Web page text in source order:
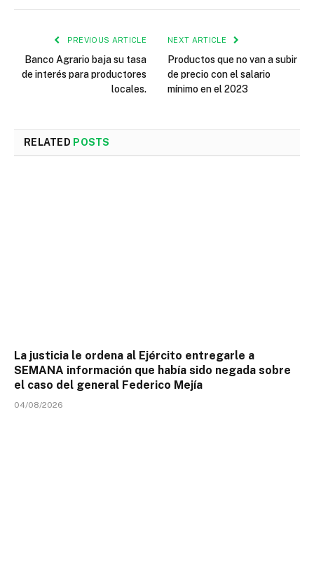
PREVIOUS ARTICLE
Banco Agrario baja su tasa
de interés para productores
locales.
NEXT ARTICLE
Productos que no van a subir
de precio con el salario
mínimo en el 2023
RELATED POSTS
La justicia le ordena al Ejército entregarle a
SEMANA información que había sido negada sobre
el caso del general Federico Mejía
04/08/2026